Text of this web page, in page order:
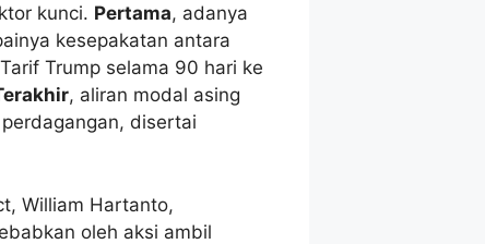
kunci. Pertama, adanya
kesepakatan antara
Trump selama 90 hari ke
, aliran modal asing
disertai
William Hartanto,
oleh aksi ambil